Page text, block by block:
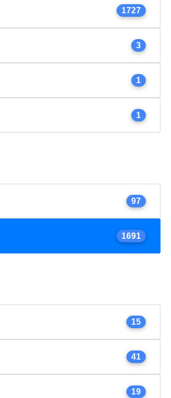
1727
3
1
1
97
1691
15
41
19